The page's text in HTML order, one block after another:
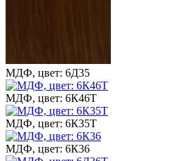
МДФ, цвет: 6Д35
МДФ, цвет: 6К46Т
МДФ, цвет: 6К35Т
МДФ, цвет: 6К36